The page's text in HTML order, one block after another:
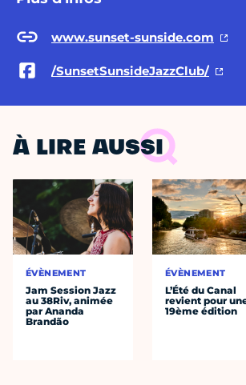
www.sunset-sunside.com
/SunsetSunsideJazzClub/
À LIRE AUSSI
ÉVÈNEMENT
Jam Session Jazz
au 38Riv, animée
par Ananda
Brandão
ÉVÈNEMENT
L’Été du Canal
revient pour
19ème édition